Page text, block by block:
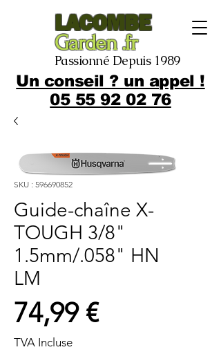
LACOMBE
Garden .fr
Passionné Depuis 1989
Un conseil ? un appel !
05 55 92 02 76
SKU : 596690852
Guide-chaîne X-
TOUGH 3/8"
1.5mm/.058" HN
LM
74,99 €Prix
TVA Incluse